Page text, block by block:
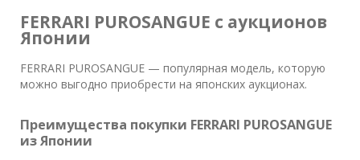
FERRARI PUROSANGUE с аукционов
Японии
FERRARI PUROSANGUE — популярная модель, которую
можно выгодно приобрести на японских аукционах.
Преимущества покупки FERRARI PUROSANGUE
из Японии